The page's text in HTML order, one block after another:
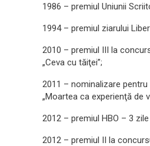
1986 – premiul Uniunii
1994 – premiul ziarului
2010 – premiul III la
„Ceva cu tăiţei”;
2011 – nominalizare
„Moartea ca experienţă de
2012 – premiul HBO – 3
2012 – premiul II la